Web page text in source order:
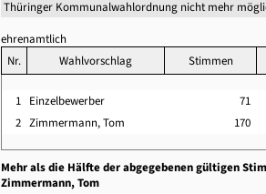
Thüringer Kommunalwahlordnung nicht mehr
ehrenamtlich
Nr.
Wahlvorschlag Stimmen
1 Einzelbewerber
71
2 Zimmermann, Tom 170
Mehr als die Hälfte der abgegebenen gültigen
Zimmermann, Tom